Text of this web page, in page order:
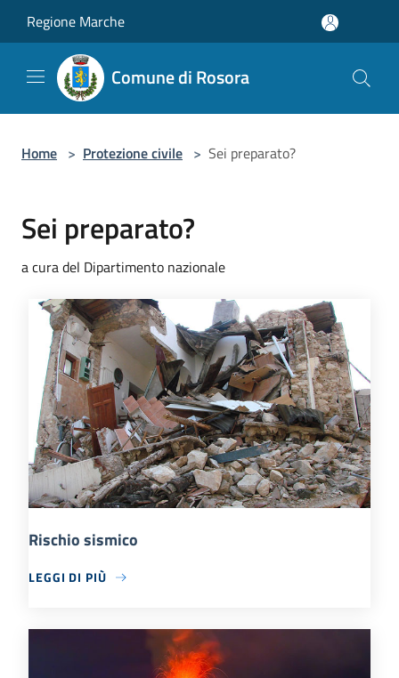
Regione Marche
Comune di Rosora
Home > Protezione civile > Sei preparato?
Sei preparato?
a cura del Dipartimento nazionale
Rischio sismico
LEGGI DI PIÙ